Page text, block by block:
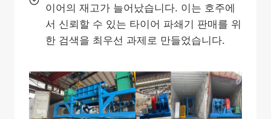
이어의 재고가 늘어났습니다. 이는 호주에
서 신뢰할 수 있는 타이어 파쇄기 판매를 위
한 검색을 최우선 과제로 만들었습니다.